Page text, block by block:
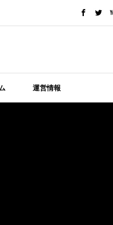
運営情報